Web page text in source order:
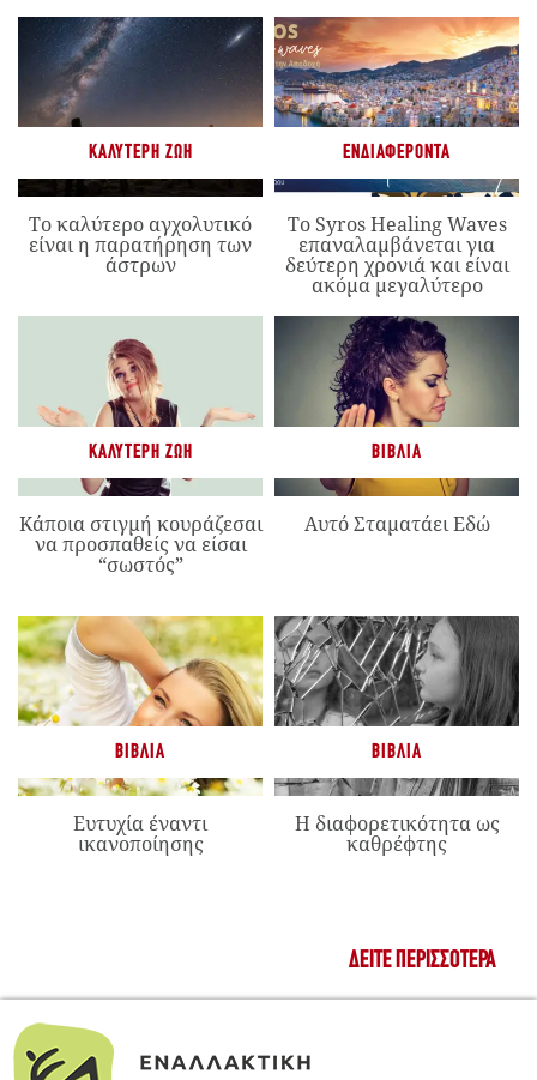
ΚΑΛΎΤΕΡΗ ΖΩΉ
Το καλύτερο αγχολυτικό
είναι η παρατήρηση των
άστρων
ΕΝΔΙΑΦΈΡΟΝΤΑ
Το Syros Healing Waves
επαναλαμβάνεται για
δεύτερη χρονιά και είναι
ακόμα μεγαλύτερο
ΚΑΛΎΤΕΡΗ ΖΩΉ
Κάποια στιγμή κουράζεσαι
να προσπαθείς να είσαι
“σωστός”
ΒΙΒΛΊΑ
Αυτό Σταματάει Εδώ
ΒΙΒΛΊΑ
Ευτυχία έναντι
ικανοποίησης
ΒΙΒΛΊΑ
Η διαφορετικότητα ως
καθρέφτης
ΔΕΊΤΕ ΠΕΡΙΣΣΌΤΕΡΑ